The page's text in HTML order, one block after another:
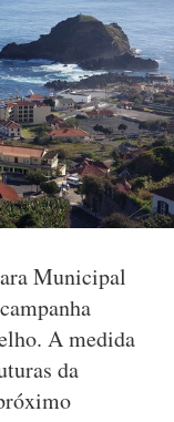
Municipal
A medida
da